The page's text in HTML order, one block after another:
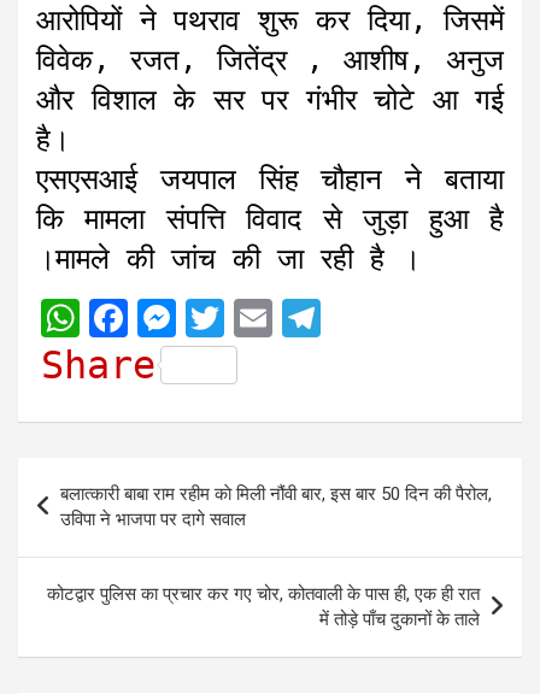
आरोपियों ने पथराव शुरू कर दिया, जिसमें
विवेक, रजत, जितेंद्र , आशीष, अनुज
और विशाल के सर पर गंभीर चोटे आ गई
है।
एसएसआई जयपाल सिंह चौहान ने बताया
कि मामला संपत्ति विवाद से जुड़ा हुआ है
।मामले की जांच की जा रही है ।
W
h
t
A
p
p
F
a
e
o
o
k
M
e
s
s
e
n
g
e
T
w
i
t
t
e
r
E
i
l
e
r
a
m
Share
navigation
बलात्कारी बाबा राम रहीम काे मिली नौंवी बार, इस बार 50 दिन की पैरोल,
उविपा ने भाजपा पर दागे सवाल
कोटद्वार पुलिस का प्रचार कर गए चोर, कोतवाली के पास ही, एक ही रात
में तोड़े पाँच दुकानों के ताले